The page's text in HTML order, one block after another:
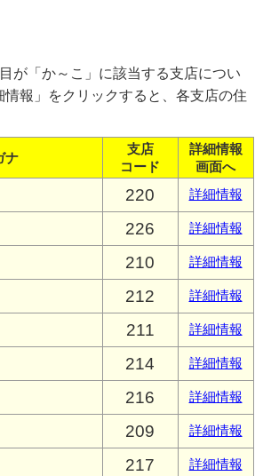
が「か～こ」に該当する支店につい
報」をクリックすると、各支店の住
ナ
支店
コード
詳細情報
画面へ
220 詳細情報
226 詳細情報
210 詳細情報
212 詳細情報
211 詳細情報
214 詳細情報
216 詳細情報
209 詳細情報
217 詳細情報